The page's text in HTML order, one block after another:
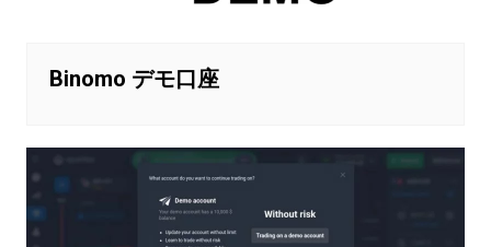
Binomo デモ口座